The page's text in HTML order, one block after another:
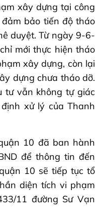
xây dựng tại công
bảo tiến độ tháo
duyệt. Từ ngày 9-6-
mới thực hiện tháo
xây dựng, còn lại
dựng chưa tháo dỡ.
tư vẫn không tự giác
xử lý của Thanh
10 đã ban hành
để thông tin đến
10 sẽ tiếp tục tổ
diện tích vi phạm
11 đường Sư Vạn